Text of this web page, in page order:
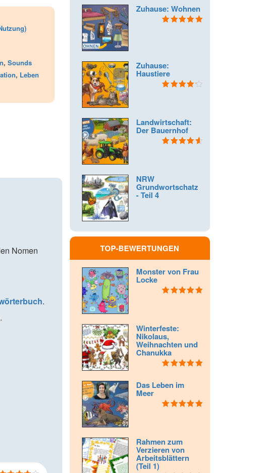
, Sounds
, Leben
Nomen
.
Zuhause: Wohnen
Zuhause:
Haustiere
Landwirtschaft:
Der Bauernhof
NRW
Grundwortschatz
- Teil 4
TOP-BEWERTUNGEN
Monster von Frau
Locke
Winterfeste:
Nikolaus,
Weihnachten und
Chanukka
Das Leben im
Meer
Rahmen zum
Verzieren von
Arbeitsblättern
(Teil 1)